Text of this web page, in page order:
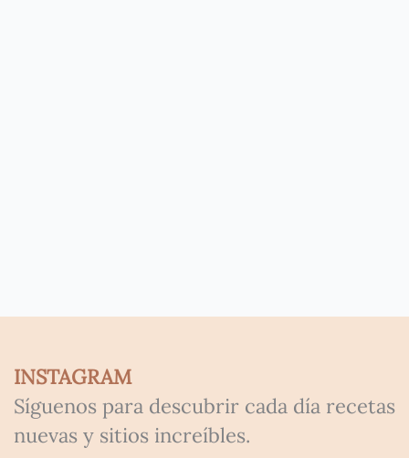
INSTAGRAM
Síguenos para descubrir cada día recetas
nuevas y sitios increíbles.